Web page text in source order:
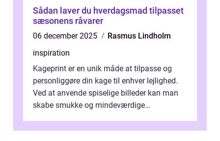
Sådan laver du hverdagsmad tilpasset
sæsonens råvarer
06 december 2025
Rasmus Lindholm
inspiration
Kageprint er en unik måde at tilpasse og
personliggøre din kage til enhver lejlighed.
Ved at anvende spiselige billeder kan man
skabe smukke og mindeværdige